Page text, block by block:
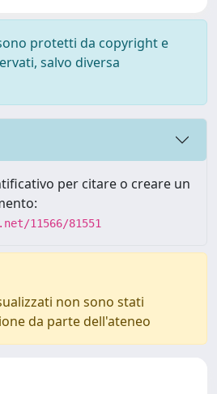
protetti da copyright e
salvo diversa
per citare o creare un
11566/81551
non sono stati
da parte dell'ateneo